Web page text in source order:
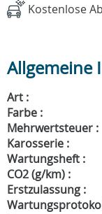
Kostenlose
Allgemeine
Art :
Farbe :
Mehrwertsteuer :
Karosserie :
Wartungsheft :
CO2 (g/km) :
Erstzulassung :